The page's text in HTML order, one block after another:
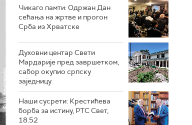
Чикаго памти: Одржан Дан
сећања на жртве и прогон
Срба из Хрватске
Духовни центар Свети
Мардарије пред завршетком,
сабор окупио српску
заједницу
Наши сусрети: Крестићева
борба за истину, РТС Свет,
18.52